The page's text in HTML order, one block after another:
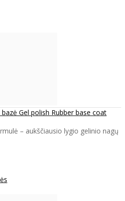
Gel polish Rubber base coat
– aukščiausio lygio gelinio nagų